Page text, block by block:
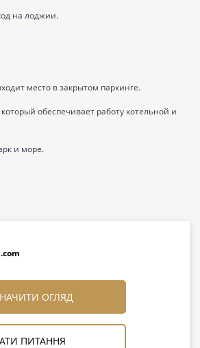
на лоджии.
место в закрытом паркинге.
обеспечивает работу котельной и
и море.
ОГЛЯД
ПИТАННЯ